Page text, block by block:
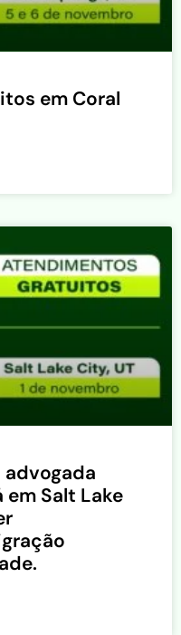
em Coral
advogada
em Salt Lake